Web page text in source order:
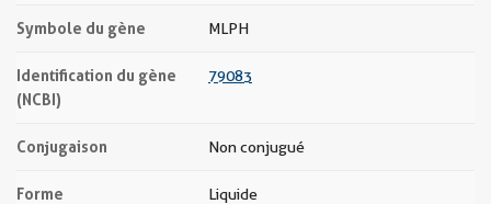
Symbole du gène MLPH
Identification du gène
(NCBI)
79083
Conjugaison Non conjugué
Forme Liquide